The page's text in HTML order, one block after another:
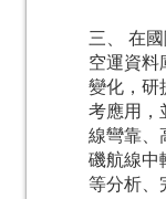
三、 在
空運資料
變化，研
考應用，
線彎靠、
磯航線中
等分析、